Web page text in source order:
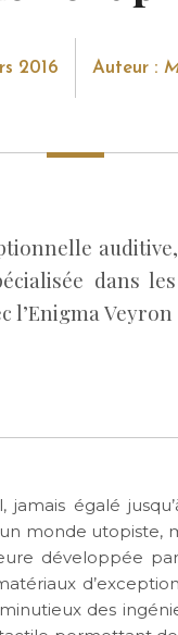
2016 Auteur :
dans
l’Enigma
jamais égalé
monde utopiste,
développée
des